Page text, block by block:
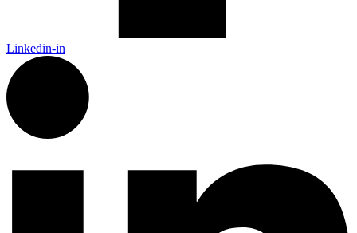
Linkedin-in